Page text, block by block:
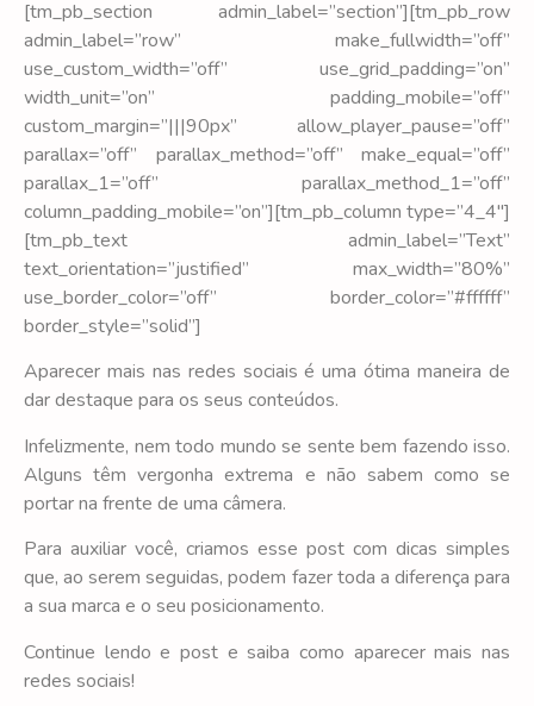
[tm_pb_section admin_label=”section”][tm_pb_row
admin_label=”row” make_fullwidth=”off”
use_custom_width=”off” use_grid_padding=”on”
width_unit=”on” padding_mobile=”off”
custom_margin=”|||90px” allow_player_pause=”off”
parallax=”off” parallax_method=”off” make_equal=”off”
parallax_1=”off” parallax_method_1=”off”
column_padding_mobile=”on”][tm_pb_column type=”4_4″]
[tm_pb_text admin_label=”Text”
text_orientation=”justified” max_width=”80%”
use_border_color=”off” border_color=”#ffffff”
border_style=”solid”]
Aparecer mais nas redes sociais é uma ótima maneira de
dar destaque para os seus conteúdos.
Infelizmente, nem todo mundo se sente bem fazendo isso.
Alguns têm vergonha extrema e não sabem como se
portar na frente de uma câmera.
Para auxiliar você, criamos esse post com dicas simples
que, ao serem seguidas, podem fazer toda a diferença para
a sua marca e o seu posicionamento.
Continue lendo e post e saiba como aparecer mais nas
redes sociais!